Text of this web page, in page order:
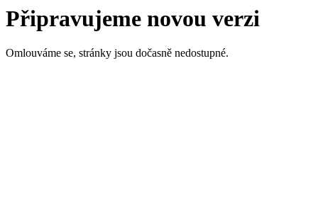
Připravujeme novou verzi
Omlouváme se, stránky jsou dočasně nedostupné.